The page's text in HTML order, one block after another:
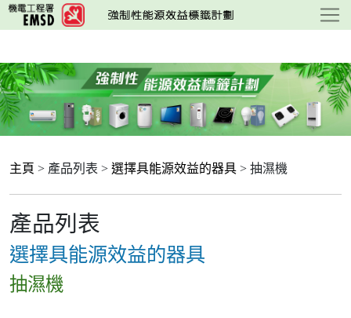
跳
至
要
內
容
主頁 > 產品列表 > 選擇具能源效益的器具 > 抽濕機
產品列表
選擇具能源效益的器具
抽濕機